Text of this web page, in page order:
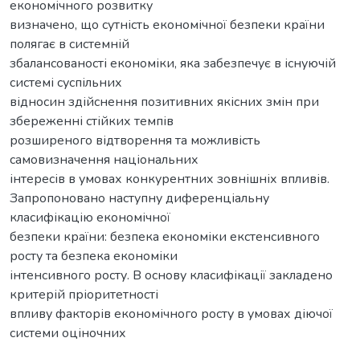
економічного розвитку
визначено, що сутність економічної безпеки країни
полягає в системній
збалансованості економіки, яка забезпечує в існуючій
системі суспільних
відносин здійснення позитивних якісних змін при
збереженні стійких темпів
розширеного відтворення та можливість
самовизначення національних
інтересів в умовах конкурентних зовнішніх впливів.
Запропоновано наступну диференціальну
класифікацію економічної
безпеки країни: безпека економіки екстенсивного
росту та безпека економіки
інтенсивного росту. В основу класифікації закладено
критерій пріоритетності
впливу факторів економічного росту в умовах діючої
системи оціночних